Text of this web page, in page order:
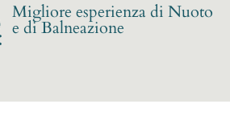
Migliore esperienza di Nuoto
e di Balneazione